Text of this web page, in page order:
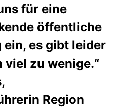
für eine
öffentliche
ein, es gibt leider
viel zu wenige.“
Region